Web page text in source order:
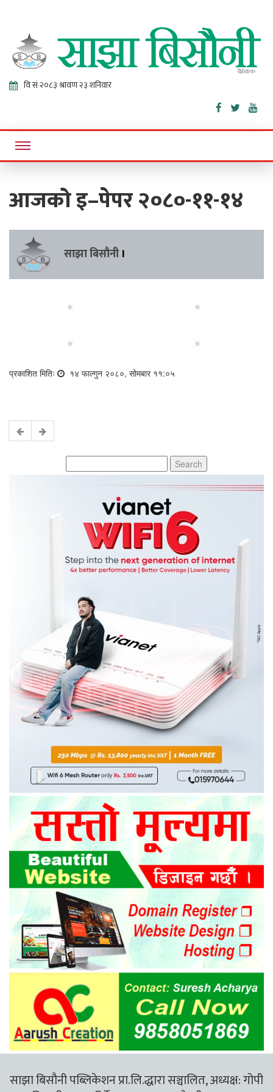
Sajha
Bisaunee
Online News Portal
आजको इ–पेपर २०८०-११-१४
साझा बिसौनी ।
प्रकाशित मितिः १४ फाल्गुन २०८०, सोमबार ११:०५
for:
साझा बिसौनी पब्लिकेशन प्रा.लि.द्धारा सञ्चालित, अध्यक्ष: गोपी